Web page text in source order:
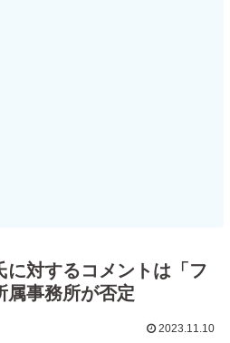
に対するコメントは「フ
属事務所が否定
2023.11.10